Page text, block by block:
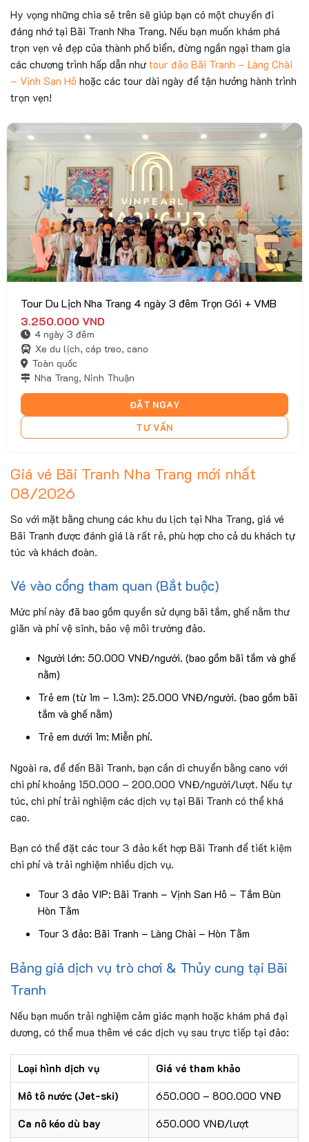
Hy vọng những chia sẻ trên sẽ giúp bạn có một chuyến đi
đáng nhớ tại Bãi Tranh Nha Trang. Nếu bạn muốn khám phá
trọn vẹn vẻ đẹp của thành phố biển, đừng ngần ngại tham gia
các chương trình hấp dẫn như tour đảo Bãi Tranh – Làng Chài
– Vịnh San Hô hoặc các tour dài ngày để tận hưởng hành trình
trọn vẹn!
ĐẶT NGAY
TƯ VẤN
Tour Du Lịch Nha Trang 4 ngày 3 đêm Trọn Gói + VMB
3.250.000 VND
4 ngày 3 đêm
Xe du lịch, cáp treo, cano
Toàn quốc
Nha Trang, Ninh Thuận
Giá vé Bãi Tranh Nha Trang mới nhất
08/2026
So với mặt bằng chung các khu du lịch tại Nha Trang, giá vé
Bãi Tranh được đánh giá là rất rẻ, phù hợp cho cả du khách tự
túc và khách đoàn.
Vé vào cổng tham quan (Bắt buộc)
Mức phí này đã bao gồm quyền sử dụng bãi tắm, ghế nằm thư
giãn và phí vệ sinh, bảo vệ môi trường đảo.
Người lớn: 50.000 VNĐ/người. (bao gồm bãi tắm và ghế
nằm)
Trẻ em (từ 1m – 1.3m): 25.000 VNĐ/người. (bao gồm bãi
tắm và ghế nằm)
Trẻ em dưới 1m: Miễn phí.
Ngoài ra, để đến Bãi Tranh, bạn cần di chuyển bằng cano với
chi phí khoảng 150.000 – 200.000 VNĐ/người/lượt. Nếu tự
túc, chi phí trải nghiệm các dịch vụ tại Bãi Tranh có thể khá
cao.
Bạn có thể đặt các tour 3 đảo kết hợp Bãi Tranh để tiết kiệm
chi phí và trải nghiệm nhiều dịch vụ.
Tour 3 đảo VIP: Bãi Tranh – Vịnh San Hô – Tắm Bùn
Hòn Tằm
Tour 3 đảo: Bãi Tranh – Làng Chài – Hòn Tằm
Bảng giá dịch vụ trò chơi & Thủy cung tại Bãi
Tranh
Nếu bạn muốn trải nghiệm cảm giác mạnh hoặc khám phá đại
dương, có thể mua thêm vé các dịch vụ sau trực tiếp tại đảo:
Loại hình dịch vụ
Giá vé tham khảo
Mô tô nước (Jet-ski)
650.000 – 800.000 VNĐ
Ca nô kéo dù bay
650.000 VNĐ/lượt